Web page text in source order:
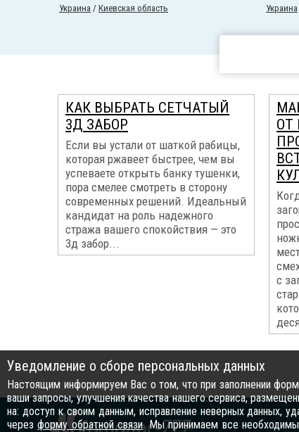
Украина / Киевская область Украина
КАК ВЫБРАТЬ СЕТЧАТЫЙ
3Д ЗАБОР
Если вы устали от шаткой рабицы,
которая ржавеет быстрее, чем вы
успеваете открыть банку тушенки,
пора смелее смотреть в сторону
современных решений. Идеальный
кандидат на роль надежного
стража вашего спокойствия — это
3д забор...
ОТ
с
Уведомление о сборе персональных данных
Настоящим информируем Вас о том, что при заполнении
ваши запросы, улучшения качества нашего сервиса,
на: доступ к своим данным, исправление неверных данных,
черезформу обратной связи. Мы принимаем все